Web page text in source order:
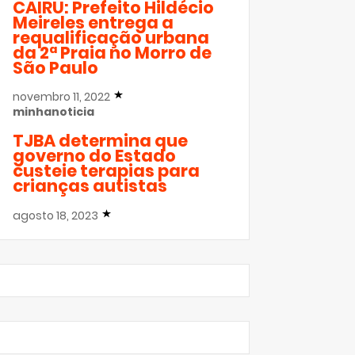
CAIRU: Prefeito Hildécio
Meireles entrega a
requalificação urbana
da 2ª Praia no Morro de
São Paulo
novembro 11, 2022
minhanoticia
TJBA determina que
governo do Estado
custeie terapias para
crianças autistas
agosto 18, 2023